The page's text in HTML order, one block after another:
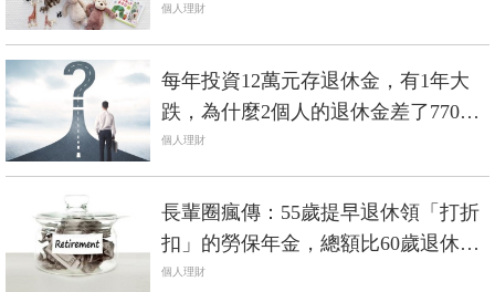
個人理財
每年投資12萬元存退休金，有1年大
跌，為什麼2個人的退休金差了770
萬？
個人理財
長輩圈瘋傳：55歲提早退休領「打折
扣」的勞保年金，總額比60歲退休的
人多...這是真的？！
個人理財